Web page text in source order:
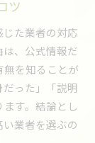
ツ
た業者の対応
、公式情報だ
を知ることが
った」「説明
す。結論とし
業者を選ぶの